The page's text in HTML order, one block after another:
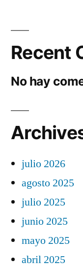
Recent
No hay
julio 2026
agosto 2025
julio 2025
junio 2025
mayo 2025
abril 2025